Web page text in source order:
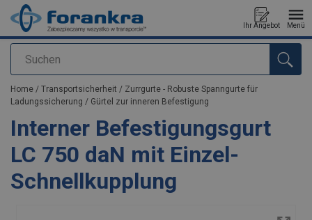
Suchen
Ihr Angebot Menü
Anfragen
Home / Transportsicherheit / Zurrgurte - Robuste Spanngurte für
Ladungssicherung / Gürtel zur inneren Befestigung
Interner Befestigungsgurt
LC 750 daN mit Einzel-
Schnellkupplung